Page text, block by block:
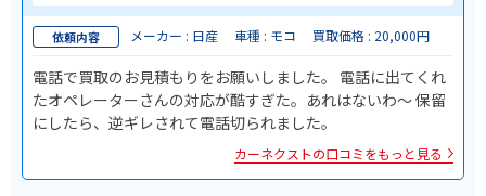
依頼内容 メーカー : 日産 車種 : モコ 買取価格 : 20,000円
電話で買取のお見積もりをお願いしました。 電話に出てくれ
たオペレーターさんの対応が酷すぎた。あれはないわ〜 保留
にしたら、逆ギレされて電話切られました。
カーネクストの口コミをもっと見る